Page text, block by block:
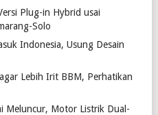
Plug-in Hybrid usai
Solo
Indonesia, Usung Desain
Lebih Irit BBM, Perhatikan
Meluncur, Motor Listrik Dual-